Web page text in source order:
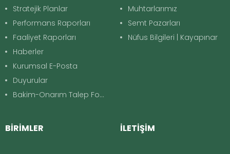
Stratejik Planlar
Performans Raporları
Faaliyet Raporları
Haberler
Kurumsal E-Posta
Duyurular
Bakim-Onarım Talep Formu
Muhtarlarımız
Semt Pazarları
Nüfus Bilgileri | Kayapınar
BİRİMLER İLETİŞİM